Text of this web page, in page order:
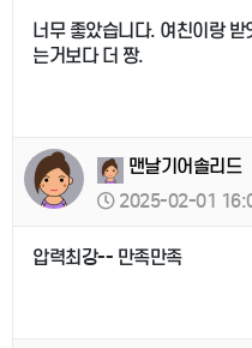
너무 좋았습니다. 여친이랑
는거보다 더 짱.
맨날기어솔리드
2025-02-01
압력최강-- 만족만족